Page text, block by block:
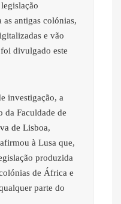
antigas colónias,
e vão
divulgado este
investigação, a
da Faculdade de
de Lisboa,
à Lusa que,
produzida
de África e
parte do